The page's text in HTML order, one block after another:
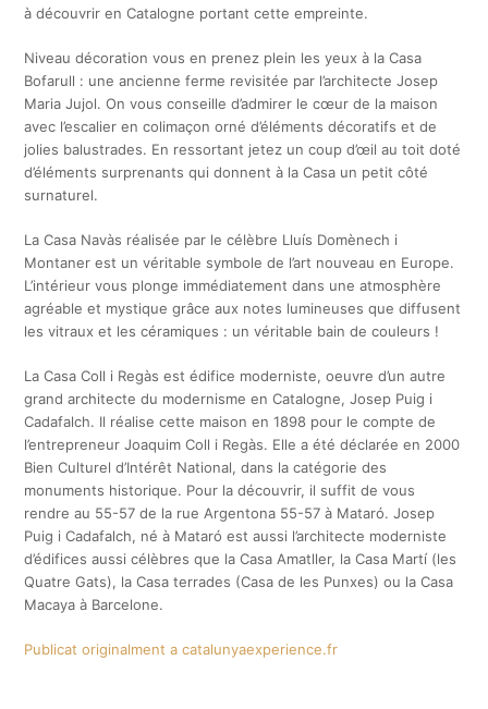
à découvrir en Catalogne portant cette empreinte.
Niveau décoration vous en prenez plein les yeux à la Casa
Bofarull : une ancienne ferme revisitée par l’architecte Josep
Maria Jujol. On vous conseille d’admirer le cœur de la maison
avec l’escalier en colimaçon orné d’éléments décoratifs et de
jolies balustrades. En ressortant jetez un coup d’œil au toit doté
d’éléments surprenants qui donnent à la Casa un petit côté
surnaturel.
La Casa Navàs réalisée par le célèbre Lluís Domènech i
Montaner est un véritable symbole de l’art nouveau en Europe.
L’intérieur vous plonge immédiatement dans une atmosphère
agréable et mystique grâce aux notes lumineuses que diffusent
les vitraux et les céramiques : un véritable bain de couleurs !
La Casa Coll i Regàs est édifice moderniste, oeuvre d’un autre
grand architecte du modernisme en Catalogne, Josep Puig i
Cadafalch. Il réalise cette maison en 1898 pour le compte de
l’entrepreneur Joaquim Coll i Regàs. Elle a été déclarée en 2000
Bien Culturel d’Intérêt National, dans la catégorie des
monuments historique. Pour la découvrir, il suffit de vous
rendre au 55-57 de la rue Argentona 55-57 à Mataró. Josep
Puig i Cadafalch, né à Mataró est aussi l’architecte moderniste
d’édifices aussi célèbres que la Casa Amatller, la Casa Martí (les
Quatre Gats), la Casa terrades (Casa de les Punxes) ou la Casa
Macaya à Barcelone.
Publicat originalment a catalunyaexperience.fr